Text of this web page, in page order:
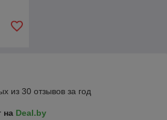
из 30 отзывов за год
на Deal.by